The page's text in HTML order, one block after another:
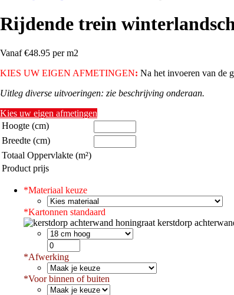
Rijdende trein
Vanaf €48.95 per m2
KIES UW EIGEN AFMETINGEN: Na het invoeren van de
Uitleg diverse uitvoeringen: zie beschrijving onderaan.
Kies uw eigen afmetingen
Hoogte (cm)
Breedte (cm)
Totaal Oppervlakte (m²)
Product prijs
*Materiaal keuze
*Kartonnen standaard
kerstdorp
*Afwerking
*Voor binnen of buiten